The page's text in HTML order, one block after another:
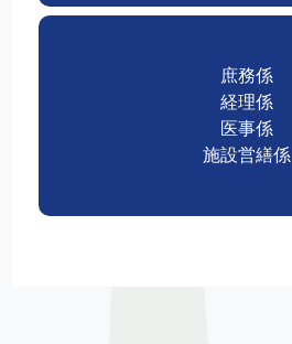
庶務係
経理係
医事係
施設営繕係